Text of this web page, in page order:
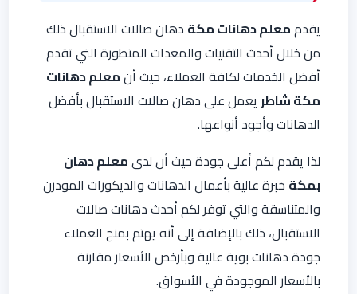
يقدممعلم دهانات مكة دهان صالات الاستقبال ذلك
من خلال أحدث التقنيات والمعدات المتطورة التي تقدم
أفضل الخدمات لكافة العملاء، حيث أنمعلم دهانات
مكة شاطريعمل على دهان صالات الاستقبال بأفضل
الدهانات وأجود أنواعها.
لذا يقدم لكم أعلى جودة حيث أن لدىمعلم دهان
بمكة خبرة عالية بأعمال الدهانات والديكورات المودرن
والمتناسقة والتي توفر لكم أحدث دهانات صالات
الاستقبال، ذلك بالإضافة إلى أنه يهتم بمنح العملاء
جودة دهانات بوية عالية وبأرخص الأسعار مقارنة
بالأسعار الموجودة في الأسواق.